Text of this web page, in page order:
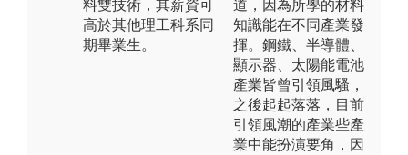
料雙技術，其薪資可
高於其他理工科系同
期畢業生。
道，因為所學的材料
知識能在不同產業發
揮。鋼鐵、半導體、
顯示器、太陽能電池
產業皆曾引領風騷，
之後起起落落，目前
引領風潮的產業些產
業中能扮演要角，因